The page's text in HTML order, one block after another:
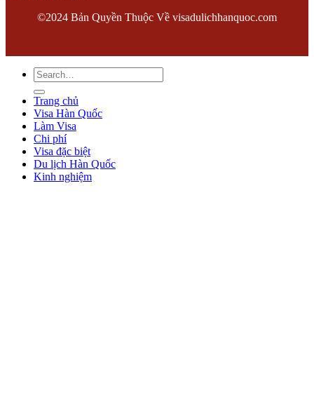
©2024 Bản Quyền Thuộc Về visadulichhanquoc.com
Trang chủ
Visa Hàn Quốc
Làm Visa
Chi phí
Visa đặc biệt
Du lịch Hàn Quốc
Kinh nghiệm